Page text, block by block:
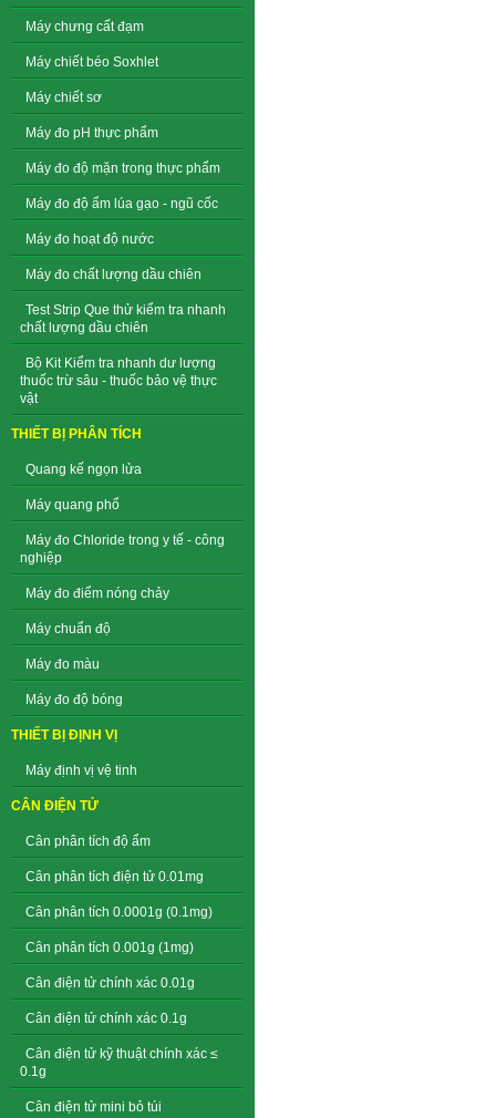
Máy chưng cất đạm
Máy chiết béo Soxhlet
Máy chiết sơ
Máy đo pH thực phẩm
Máy đo độ mặn trong thực phẩm
Máy đo độ ẩm lúa gạo - ngũ cốc
Máy đo hoạt độ nước
Máy đo chất lượng dầu chiên
Test Strip Que thử kiểm tra nhanh
chất lượng dầu chiên
Bộ Kit Kiểm tra nhanh dư lượng
thuốc trừ sâu - thuốc bảo vệ thực
vật
THIẾT BỊ PHÂN TÍCH
Quang kế ngọn lửa
Máy quang phổ
Máy đo Chloride trong y tế - công
nghiệp
Máy đo điểm nóng chảy
Máy chuẩn độ
Máy đo màu
Máy đo độ bóng
THIẾT BỊ ĐỊNH VỊ
Máy định vị vệ tinh
CÂN ĐIỆN TỬ
Cân phân tích độ ẩm
Cân phân tích điện tử 0.01mg
Cân phân tích 0.0001g (0.1mg)
Cân phân tích 0.001g (1mg)
Cân điện tử chính xác 0.01g
Cân điện tử chính xác 0.1g
Cân điện tử kỹ thuật chính xác ≤
0.1g
Cân điện tử mini bỏ túi